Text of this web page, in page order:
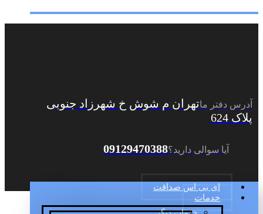
آدرس دفتر ماتهران م شوش خ شهرزاد جنوبی
پلاک 624
آیا سوالی دارید؟09129470388
ای بی اس صداقت
خدمات